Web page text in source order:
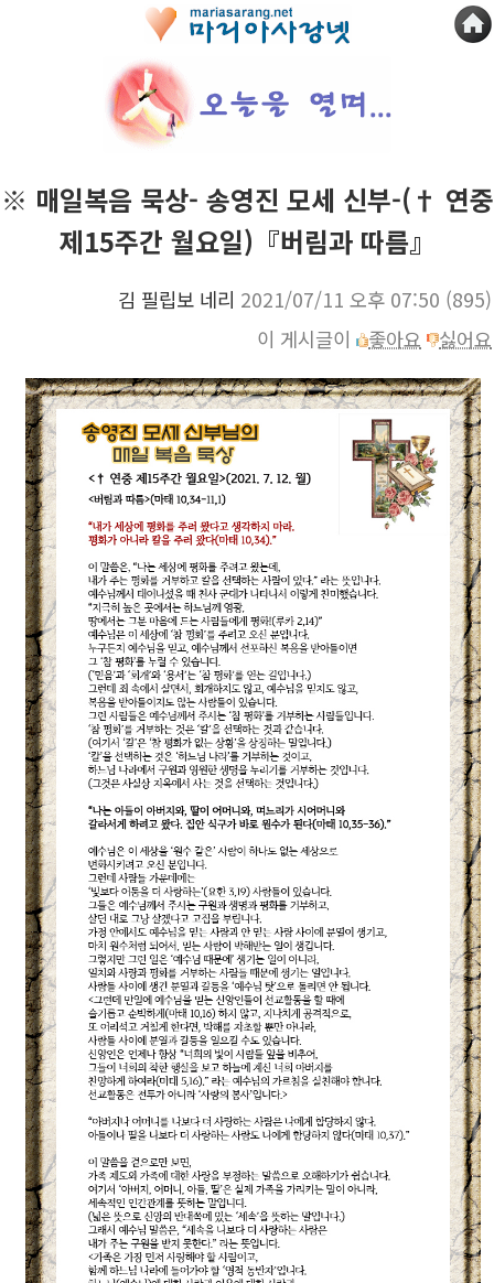
※ 매일복음 묵상- 송영진 모세 신부-(† 연중
제15주간 월요일)『버림과 따름』
김 필립보 네리 2021/07/11 오후 07:50 (895)
이 게시글이
좋아요 싫어요